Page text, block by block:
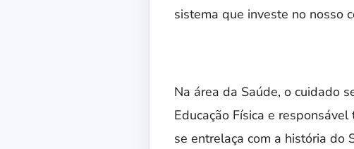
sistema que investe no nosso
Na área da Saúde, o cuidado
Educação Física e
se entrelaça com a história do